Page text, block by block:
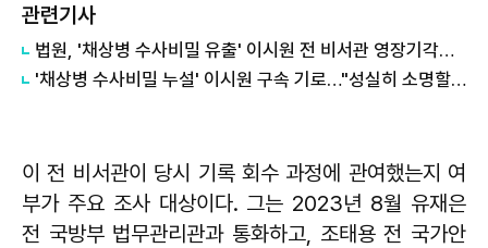
관련기사
법원, '채상병 수사비밀 유출' 이시원 전 비서관 영장기각…"법리적으로 다퉈볼 여지 있어"
'채상병 수사비밀 누설' 이시원 구속 기로…"성실히 소명할 것"
이 전 비서관이 당시 기록 회수 과정에 관여했는지 여
부가 주요 조사 대상이다. 그는 2023년 8월 유재은
전 국방부 법무관리관과 통화하고, 조태용 전 국가안